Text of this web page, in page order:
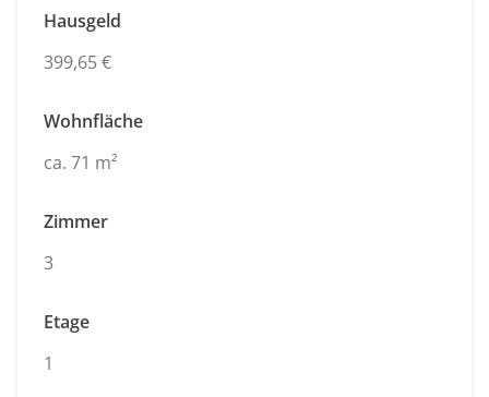
Hausgeld
399,65 €
Wohnfläche
ca. 71 m²
Zimmer
3
Etage
1